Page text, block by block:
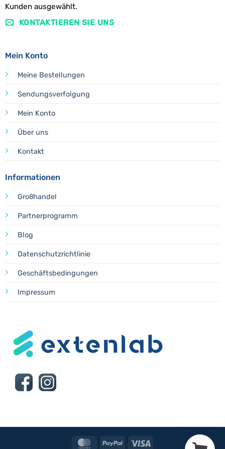
Kunden ausgewählt.
KONTAKTIEREN SIE UNS
Mein Konto
Meine Bestellungen
Sendungsverfolgung
Mein Konto
Über uns
Kontakt
Informationen
Großhandel
Partnerprogramm
Blog
Datenschutzrichtlinie
Geschäftsbedingungen
Impressum
MasterCardPayPal Visa